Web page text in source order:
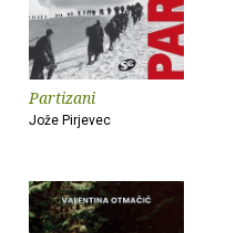
Partizani
Jože Pirjevec